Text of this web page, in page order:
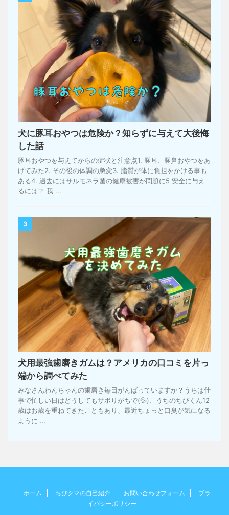
犬に豚耳おやつは危険か？知らずに与えて大後悔
した話
豚耳おやつを与えてからの症状と注意点1. 豚耳、豚鼻おやつをあ
げてみた2. その後の体調の急変3. 脂質が体に負担をかける事も
ある4. 過去にはサルモネラ菌の健康被害が問題に5 安全に与え
るには？ 我 ...
3
犬用最強歯磨きガムは？アメリカの口コミを片っ
端から調べてみた
みなさんわんちゃんの歯磨き毎日がんばっていますか？うちは仕
事で忙しい日はどうしてもサボりがちで(💦)、うちのちびくん12
歳はお歳を重ねてきたこともあり、最近ちょっと口臭が気になる
ように ...
ホーム ちびクマの自己紹介 お問い合わせフォーム
プラ
イバシーポリシー